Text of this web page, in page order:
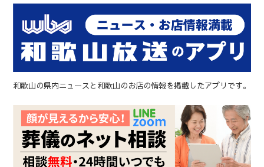
和歌山の県内ニュースと和歌山のお店の情報を掲載したアプリです。